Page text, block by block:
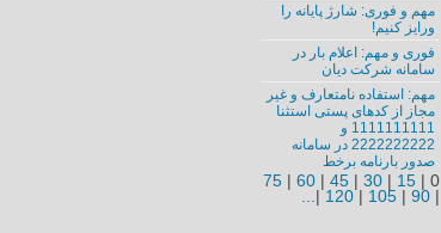
مهم و فوری: شارژ پایانه را
ورایز کنیم!
فوری و مهم:‌ اعلام بار در
سامانه شرکت دیان
مهم:‌ استفاده نامتعارف و غیر
مجاز از کدهای پستی استثنا
1111111111 و
2222222222 در سامانه
صدور بارنامه برخط
0
|
15
|
30
|
45
|
60
|
75
|
90
|
105
|
120
|